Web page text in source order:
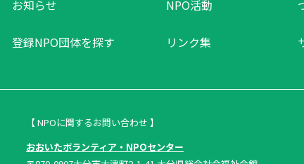
お知らせ NPO活動
登録NPO団体を探す リンク集
【 NPOに関するお問い合わせ 】
おおいたボランティア・NPOセンター